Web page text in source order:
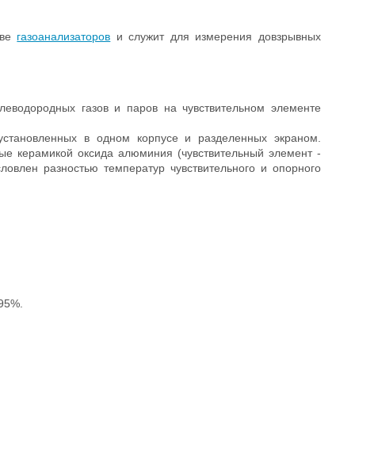
газоанализаторов и служит для измерения довзрывных
газов и паров на чувствительном элементе
в одном корпусе и разделенных экраном.
керамикой оксида алюминия (чувствительный элемент -
разностью температур чувствительного и опорного